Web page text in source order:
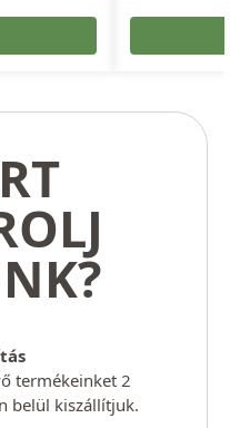
termékeinket 2
belül kiszállítjuk.